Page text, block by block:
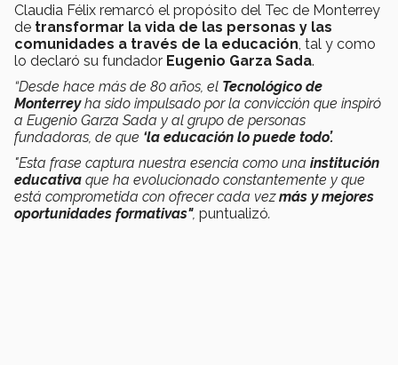
Claudia Félix remarcó el propósito del Tec de Monterrey
de transformar la vida de las personas y las
comunidades a través de la educación , tal y como
lo declaró su fundador Eugenio Garza Sada.
“Desde hace más de 80 años, el Tecnológico de
Monterreyha sido impulsado por la convicción que inspiró
a Eugenio Garza Sada y al grupo de personas
fundadoras, de que ‘la educación lo puede todo’.
"Esta frase captura nuestra esencia como una institución
educativa que ha evolucionado constantemente y que
está comprometida con ofrecer cada vezmás y mejores
oportunidades formativas", puntualizó.